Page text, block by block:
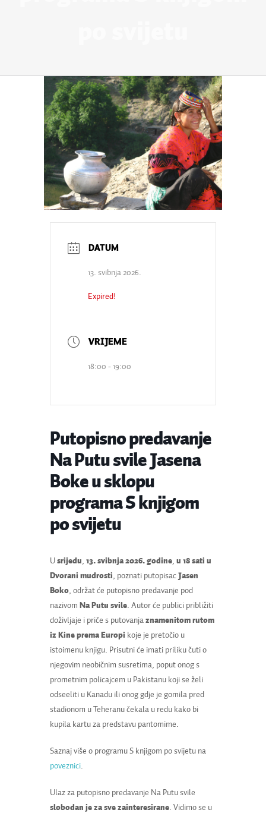
13. svibnja 2026.
Expired!
18:00 - 19:00
Putopisno predavanje
Na Putu svile Jasena
Boke u sklopu
programa S knjigom
po svijetu
U srijedu, 13. svibnja 2026. godine, u 18 sati u
Dvorani mudrosti, poznati putopisac Jasen
Boko, održat će putopisno predavanje pod
nazivom Na Putu svile. Autor će publici približiti
doživljaje i priče s putovanja znamenitom rutom
iz Kine prema Europi koje je pretočio u
istoimenu knjigu. Prisutni će imati priliku čuti o
njegovim neobičnim susretima, poput onog s
prometnim policajcem u Pakistanu koji se želi
odseeliti u Kanadu ili onog gdje je gomila pred
stadionom u Teheranu čekala u redu kako bi
kupila kartu za predstavu pantomime.
Saznaj više o programu S knjigom po svijetu na
poveznici.
Ulaz za putopisno predavanje Na Putu svile
slobodan je za sve zainteresirane. Vidimo se u